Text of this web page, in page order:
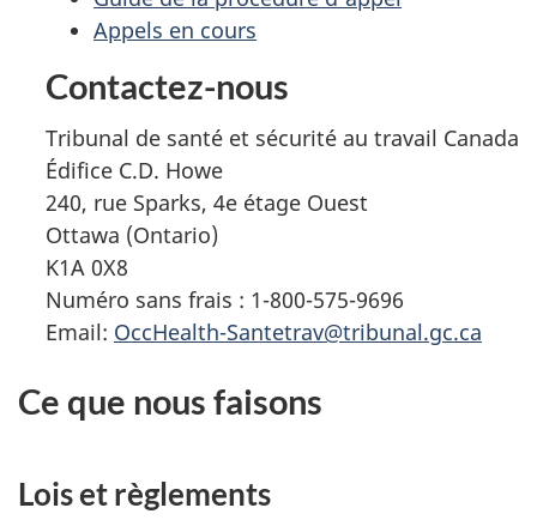
Appels en cours
Contactez-nous
Tribunal de santé et sécurité au travail Canada
Édifice C.D. Howe
240, rue Sparks, 4e étage Ouest
Ottawa (Ontario)
K1A 0X8
Numéro sans frais : 1-800-575-9696
Email: OccHealth-Santetrav@tribunal.gc.ca
Ce que nous faisons
Lois et règlements